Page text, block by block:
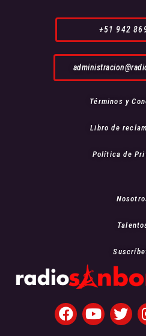
+51 942
Términos y
Libro de
Política de